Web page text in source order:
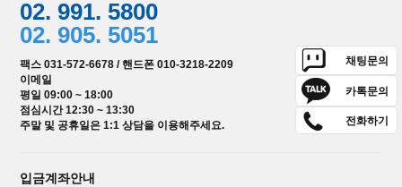
02. 991. 5800
02. 905. 5051
팩스 031-572-6678 / 핸드폰 010-3218-2209
이메일
평일 09:00 ~ 18:00
점심시간 12:30 ~ 13:30
주말 및 공휴일은 1:1 상담을 이용해주세요.
채팅문의
카톡문의
전화하기
입금계좌안내